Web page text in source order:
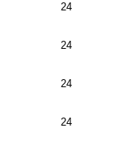
24
24
24
24